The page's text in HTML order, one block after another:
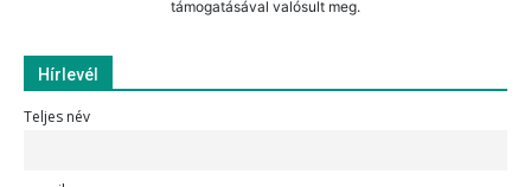
támogatásával valósult meg.
Hírlevél
Teljes név